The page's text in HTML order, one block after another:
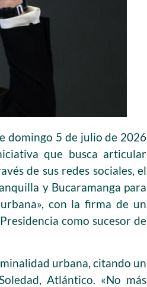
domingo 5 de julio de 2026
que busca articular
de sus redes sociales, el
y Bucaramanga para
con la firma de un
como sucesor de
urbana, citando un
Atlántico. «No más